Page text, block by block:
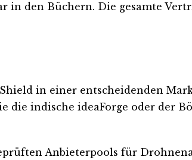
in den Büchern. Die gesamte
in einer entscheidenden
indische ideaForge oder der
Anbieterpools für